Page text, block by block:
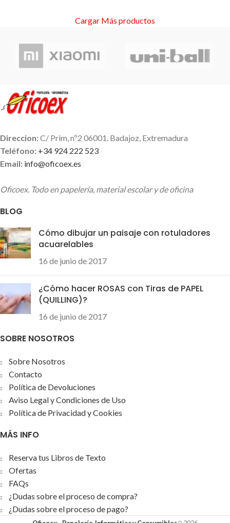
Cargar Más productos
Direccion:C/ Prim, nº2 06001. Badajoz, Extremadura
Teléfono: +34 924 222 523
Email: info@oficoex.es
Oficoex. Todo en papelería, material escolar y de oficina
BLOG
Cómo dibujar un paisaje con rotuladores
acuarelables
16 de junio de 2017
¿Cómo hacer ROSAS con Tiras de PAPEL
(QUILLING)?
16 de junio de 2017
SOBRE NOSOTROS
Sobre Nosotros
Contacto
Política de Devoluciones
Aviso Legal y Condiciones de Uso
Política de Privacidad y Cookies
MÁS INFO
Reserva tus Libros de Texto
Ofertas
FAQs
¿Dudas sobre el proceso de compra?
¿Dudas sobre el proceso de pago?